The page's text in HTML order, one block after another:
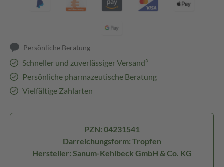
Persönliche Beratung
Schneller und zuverlässiger Versand³
Persönliche pharmazeutische Beratung
Vielfältige Zahlarten
PZN: 04231541
Darreichungsform: Tropfen
Hersteller: Sanum-Kehlbeck GmbH & Co. KG